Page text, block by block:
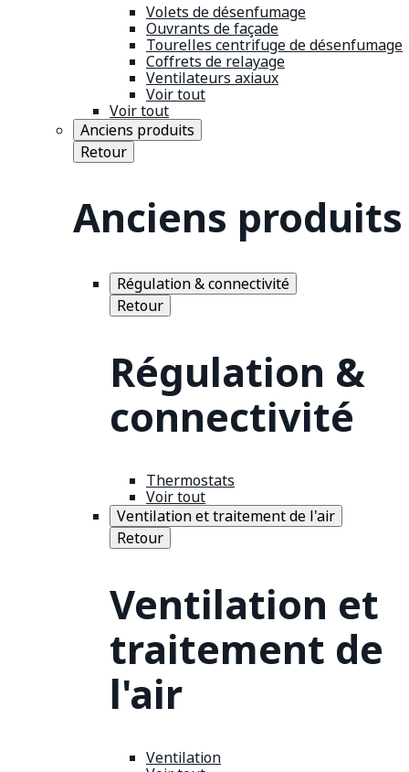
Volets de désenfumage
Ouvrants de façade
Tourelles centrifuge de désenfumage
Coffrets de relayage
Ventilateurs axiaux
Voir tout
Voir tout
Anciens produits
Retour
Anciens produits
Régulation & connectivité
Retour
Régulation &
connectivité
Thermostats
Voir tout
Ventilation et traitement de l'air
Retour
Ventilation et
traitement de
l'air
Ventilation